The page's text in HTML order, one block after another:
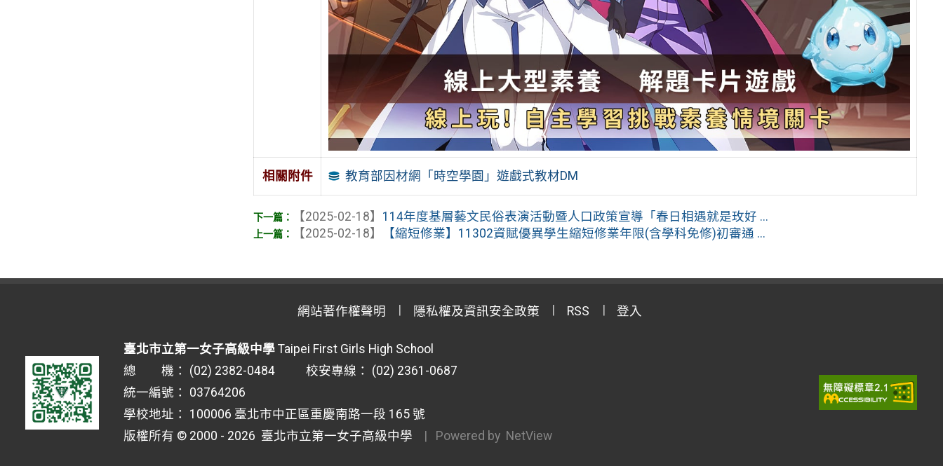
相關附件 教育部因材網「時空學園」遊戲式教材DM
【2025-02-18】 114年度基層藝文民俗表演活動暨人口政策宣導「春日相遇就是玫好 ...
【2025-02-18】
【縮短修業】11302資賦優異學生縮短修業年限(含學科免修)初審通 ...
網站著作權聲明 隱私權及資訊安全政策 RSS 登入
臺北市立第一女子高級中學 Taipei First Girls High School
總 機： (02) 2382-0484 校安專線： (02) 2361-0687
統一編號： 03764206
學校地址： 100006 臺北市中正區重慶南路一段 165 號
版權所有 © 2000 - 2026 臺北市立第一女子高級中學 | Powered by NetView